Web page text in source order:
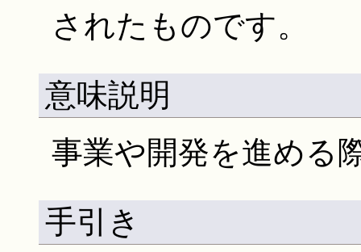
されたものです。
意味説明
事業や開発を進める
手引き